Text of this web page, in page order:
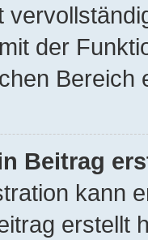
der
Bereich
Beitrag
kann
erstellt